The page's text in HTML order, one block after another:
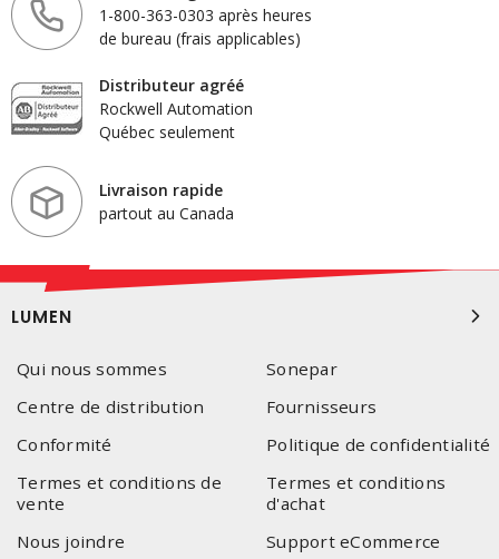
1-800-363-0303 après heures
de bureau (frais applicables)
Distributeur agréé
Rockwell Automation
Québec seulement
Livraison rapide
partout au Canada
LUMEN
Qui nous sommes
Sonepar
Centre de distribution
Fournisseurs
Conformité
Politique de confidentialité
Termes et conditions de
vente
Termes et conditions
d'achat
Nous joindre
Support eCommerce